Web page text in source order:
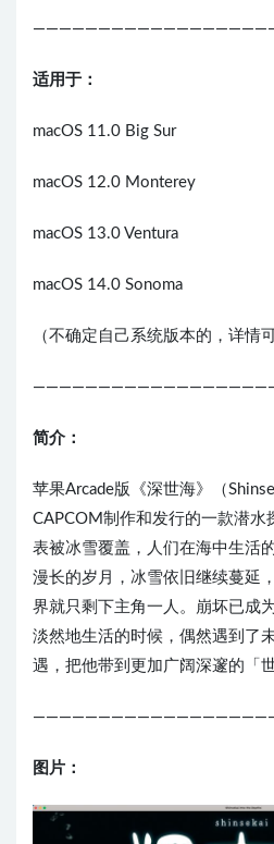
适用于：
macOS 11.0 Big Sur
macOS 12.0 Monterey
macOS 13.0 Ventura
macOS 14.0 Sonoma
（不确定自己系统版本的，详情
简介：
苹果Arcade版《深世海》（
CAPCOM制作和发行的一款潜水
表被冰雪覆盖，人们在海中生活
漫长的岁月，冰雪依旧继续蔓延
界就只剩下主角一人。崩坏已成
淡然地生活的时候，偶然遇到了
遇，把他带到更加广阔深邃的「世
图片：